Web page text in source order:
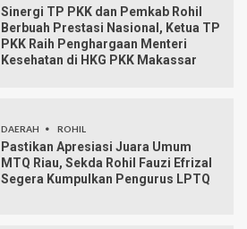
Sinergi TP PKK dan Pemkab Rohil
Berbuah Prestasi Nasional, Ketua TP
PKK Raih Penghargaan Menteri
Kesehatan di HKG PKK Makassar
DAERAH ROHIL
Pastikan Apresiasi Juara Umum
MTQ Riau, Sekda Rohil Fauzi Efrizal
Segera Kumpulkan Pengurus LPTQ